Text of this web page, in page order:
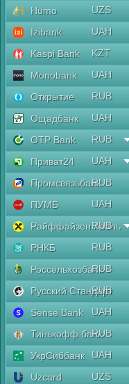
Humo
UZS
Izibank
UAH
Kaspi Bank
KZT
Monobank
UAH
Открытие
RUB
Ощадбанк
UAH
OTP Bank
RUB
Приват24
UAH
ПромсвязьбанкRUB
ПУМБ
UAH
Райффайзен Аваль
RUB
РНКБ
RUB
РоссельхозбанкRUB
Русский Стандарт
RUB
Sense Bank
UAH
Тинькофф банкRUB
УкрСиббанк
UAH
Uzcard
UZS